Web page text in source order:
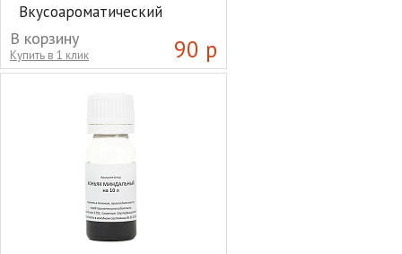
Вкусоароматический
концентрат "Коньяк
классический" на 10л
90 р
В корзину
Купить в 1 клик